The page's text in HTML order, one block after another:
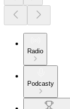
Radio
Podcasty